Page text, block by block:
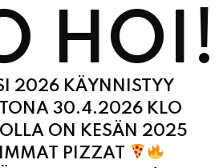
2026 KÄYNNISTYY
30.4.2026 KLO
ON KESÄN 2025
PIZZAT
TERVETULOA!
KÄTEVÄSTI
LINKISTÄ.